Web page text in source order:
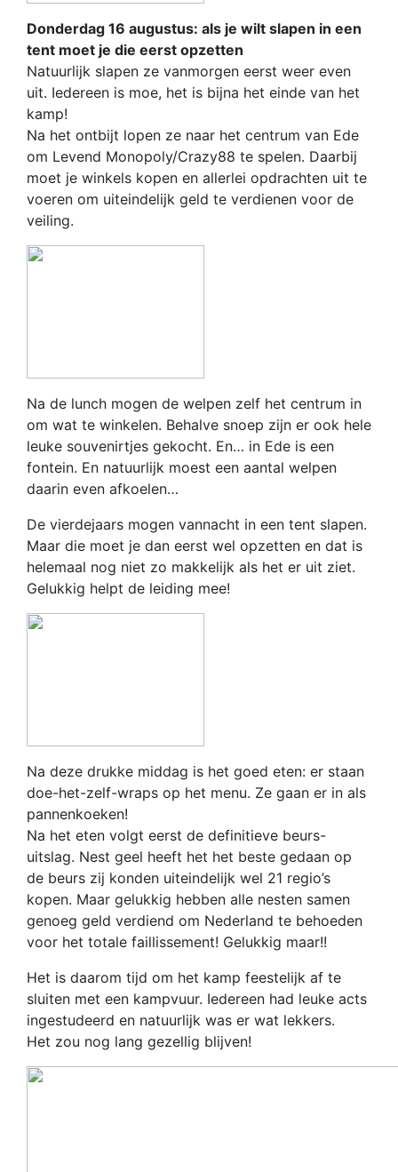
Donderdag 16 augustus: als je wilt slapen in een
tent moet je die eerst opzetten
Natuurlijk slapen ze vanmorgen eerst weer even
uit. Iedereen is moe, het is bijna het einde van het
kamp!
Na het ontbijt lopen ze naar het centrum van Ede
om Levend Monopoly/Crazy88 te spelen. Daarbij
moet je winkels kopen en allerlei opdrachten uit te
voeren om uiteindelijk geld te verdienen voor de
veiling.
Na de lunch mogen de welpen zelf het centrum in
om wat te winkelen. Behalve snoep zijn er ook hele
leuke souvenirtjes gekocht. En… in Ede is een
fontein. En natuurlijk moest een aantal welpen
daarin even afkoelen…
De vierdejaars mogen vannacht in een tent slapen.
Maar die moet je dan eerst wel opzetten en dat is
helemaal nog niet zo makkelijk als het er uit ziet.
Gelukkig helpt de leiding mee!
Na deze drukke middag is het goed eten: er staan
doe-het-zelf-wraps op het menu. Ze gaan er in als
pannenkoeken!
Na het eten volgt eerst de definitieve beurs-
uitslag. Nest geel heeft het het beste gedaan op
de beurs zij konden uiteindelijk wel 21 regio’s
kopen. Maar gelukkig hebben alle nesten samen
genoeg geld verdiend om Nederland te behoeden
voor het totale faillissement! Gelukkig maar!!
Het is daarom tijd om het kamp feestelijk af te
sluiten met een kampvuur. Iedereen had leuke acts
ingestudeerd en natuurlijk was er wat lekkers.
Het zou nog lang gezellig blijven!